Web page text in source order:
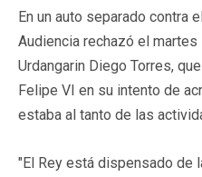
En un auto separado contra
Audiencia rechazó el
Urdangarin Diego Torres,
Felipe VI en su intento de
estaba al tanto de las
"El Rey está dispensado de